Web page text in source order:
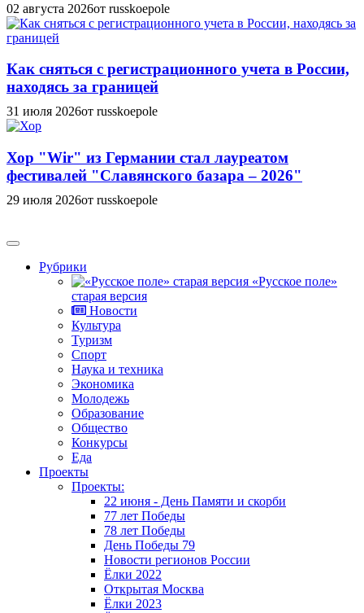
02 августа 2026от russkoepole
Как сняться с регистрационного учета в России,
находясь за границей
31 июля 2026от russkoepole
Хор "Wir" из Германии стал лауреатом
фестивалей "Славянского базара – 2026"
29 июля 2026от russkoepole
Рубрики
«Русское поле»
старая версия
Новости
Культура
Туризм
Спорт
Наука и техника
Экономика
Молодежь
Образование
Общество
Конкурсы
Еда
Проекты
Проекты:
22 июня - День Памяти и скорби
77 лет Победы
78 лет Победы
День Победы 79
Новости регионов России
Ёлки 2022
Открытая Москва
Ёлки 2023